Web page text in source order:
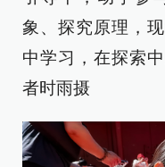
象、探究原理，
中学习，在探索
者时雨摄